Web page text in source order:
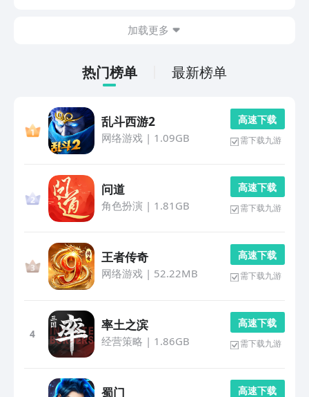
加载更多
热门榜单 最新榜单
乱斗西游2
网络游戏| 1.09GB
高 速 下 载
需下载九游
问道
角色扮演 | 1.81GB
高 速 下 载
需下载九游
王者传奇
网络游戏| 52.22MB
高 速 下 载
需下载九游
4
率土之滨
经营策略 | 1.86GB
高 速 下 载
需下载九游
蜀门 高 速 下 载